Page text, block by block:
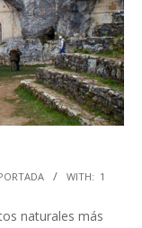
WITH: 1
naturales más